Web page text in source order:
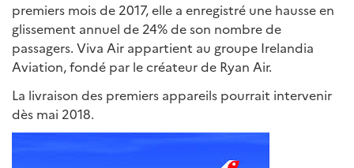
premiers mois de 2017, elle a enregistré une hausse en
glissement annuel de 24% de son nombre de
passagers. Viva Air appartient au groupe Irelandia
Aviation, fondé par le créateur de Ryan Air.
La livraison des premiers appareils pourrait intervenir
dès mai 2018.